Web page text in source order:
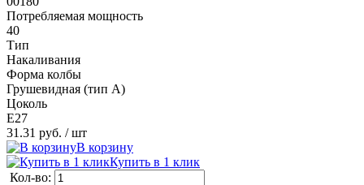
Потребляемая мощность
40
Тип
Накаливания
Форма колбы
Грушевидная (тип A)
Цоколь
E27
31.31 руб. / шт
В корзину
Купить в 1 клик
Кол-во: